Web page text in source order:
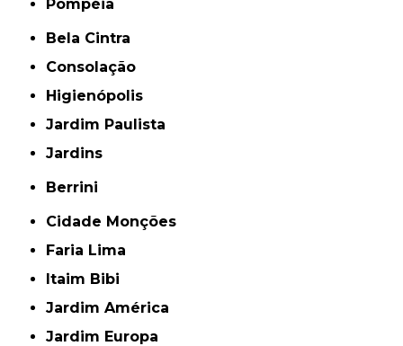
Pompéia
Bela Cintra
Consolação
Higienópolis
Jardim Paulista
Jardins
Berrini
Cidade Monções
Faria Lima
Itaim Bibi
Jardim América
Jardim Europa